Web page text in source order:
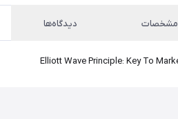
مشخصات دیدگاه‌ها